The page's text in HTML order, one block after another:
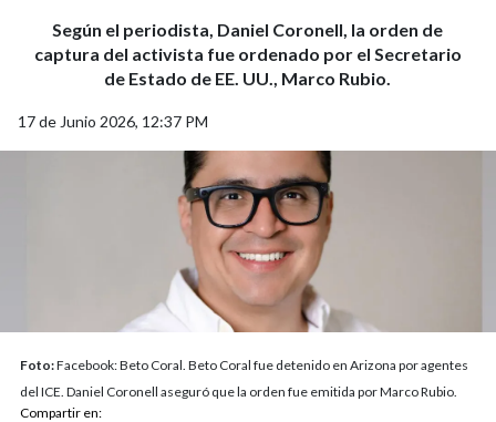
Según el periodista, Daniel Coronell, la orden de
captura del activista fue ordenado por el Secretario
de Estado de EE. UU., Marco Rubio.
17 de Junio 2026, 12:37 PM
Foto:Facebook: Beto Coral. Beto Coral fue detenido en Arizona por agentes
del ICE. Daniel Coronell aseguró que la orden fue emitida por Marco Rubio.
Compartir en: